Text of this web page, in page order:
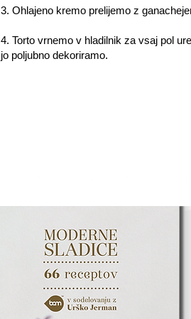
3. Ohlajeno kremo prelijemo z
4. Torto vrnemo v hladilnik za vsaj pol
jo poljubno dekoriramo.